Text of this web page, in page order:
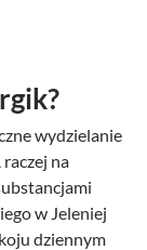
wydzielanie
na
w Jeleniej
dziennym